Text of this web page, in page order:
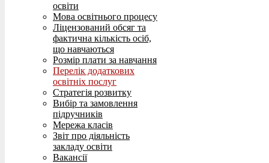
освіти
Мова освітнього процесу
Ліцензований обсяг та
фактична кількість осіб,
що навчаються
Розмір плати за навчання
Перелік додаткових
освітніх послуг
Стратегія розвитку
Вибір та замовлення
підручників
Мережа класів
Звіт про діяльність
закладу освіти
Вакансії